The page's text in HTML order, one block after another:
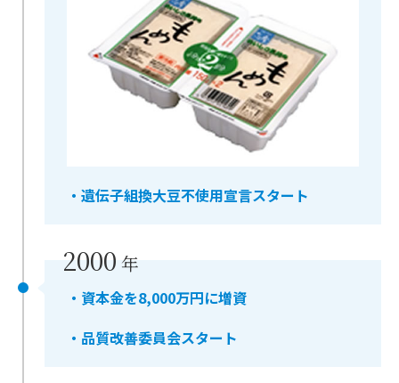
・遺伝子組換大豆不使用宣言スタート
2000 年
・資本金を8,000万円に増資
・品質改善委員会スタート